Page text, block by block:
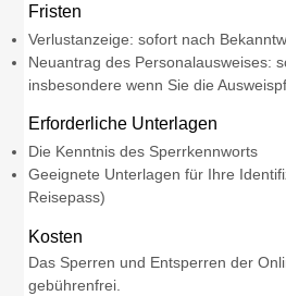
Fristen
Verlustanzeige: sofort nach
Neuantrag des Personalausweises:
insbesondere wenn Sie die
Erforderliche Unterlagen
Die Kenntnis des Sperrkennworts
Geeignete Unterlagen für Ihre
Reisepass)
Kosten
Das Sperren und Entsperren der
gebührenfrei.